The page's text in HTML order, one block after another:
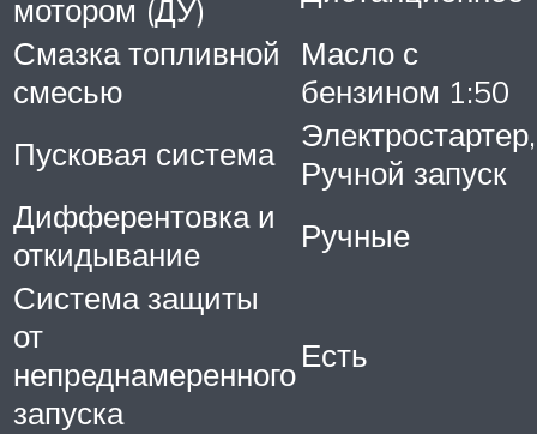
мотором (ДУ)
Смазка топливной
смесью
Масло с
бензином 1:50
Пусковая система
Электростартер,
Ручной запуск
Дифферентовка и
откидывание
Ручные
Система защиты
от
непреднамеренного
запуска
Есть